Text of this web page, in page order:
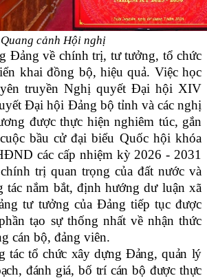
Quang cảnh Hội nghị
Đảng về chính trị, tư tưởng, tổ chức
khai đồng bộ, hiệu quả. Việc học
truyền Nghị quyết Đại hội XIV
Đại hội Đảng bộ tỉnh và các nghị
được thực hiện nghiêm túc, gắn
bầu cử đại biểu Quốc hội khóa
các cấp nhiệm kỳ 2026 - 2031
trị quan trọng của đất nước và
tác nắm bắt, định hướng dư luận xã
tư tưởng của Đảng tiếp tục được
tạo sự thống nhất về nhận thức
cán bộ, đảng viên.
tác tổ chức xây dựng Đảng, quản lý
đánh giá, bố trí cán bộ được thực